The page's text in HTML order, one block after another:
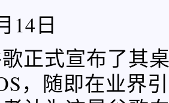
14日
正式宣布了其
，随即在业界